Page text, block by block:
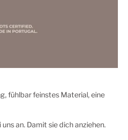
fühlbar feinstes Material, eine
an. Damit sie dich anziehen.